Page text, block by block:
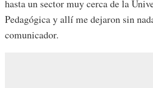
hasta un sector muy cerca de la
Pedagógica y allí me dejaron sin
comunicador.